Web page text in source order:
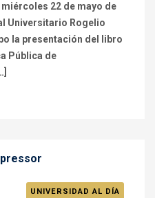
22 de mayo de
Universitario Rogelio
la presentación del libro
Pública de
UNIVERSIDAD AL DÍA